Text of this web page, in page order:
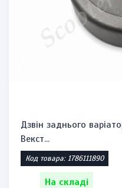
Дзвін заднього
Векст...
Код товара: 1786111890
На складі